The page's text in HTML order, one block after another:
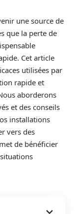
une source de
que la perte de
Cet article
utilisées par
rapide et
aborderons
et des conseils
installations
vers des
de bénéficier